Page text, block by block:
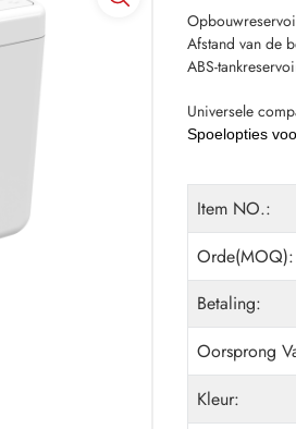
Afstand van de
ABS-
Universele
Spoelopties
Item NO.:
Orde(MOQ):
Betaling:
Oorsprong
Kleur: